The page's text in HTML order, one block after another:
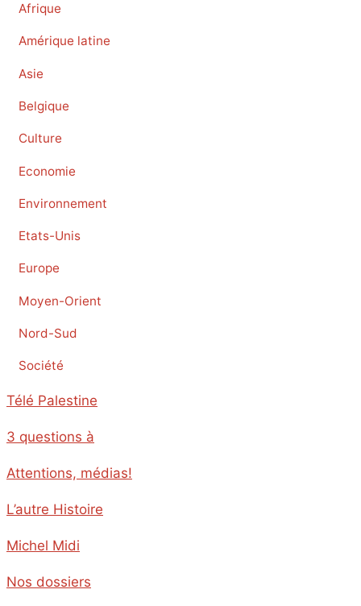
Afrique
Amérique latine
Asie
Belgique
Culture
Economie
Environnement
Etats-Unis
Europe
Moyen-Orient
Nord-Sud
Société
Télé Palestine
3 questions à
Attentions, médias!
L’autre Histoire
Michel Midi
Nos dossiers